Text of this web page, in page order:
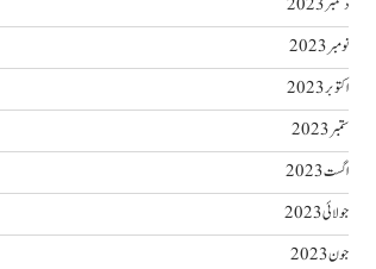
نومبر 2023
اکتوبر 2023
ستمبر 2023
اگست 2023
جولائی 2023
جون 2023